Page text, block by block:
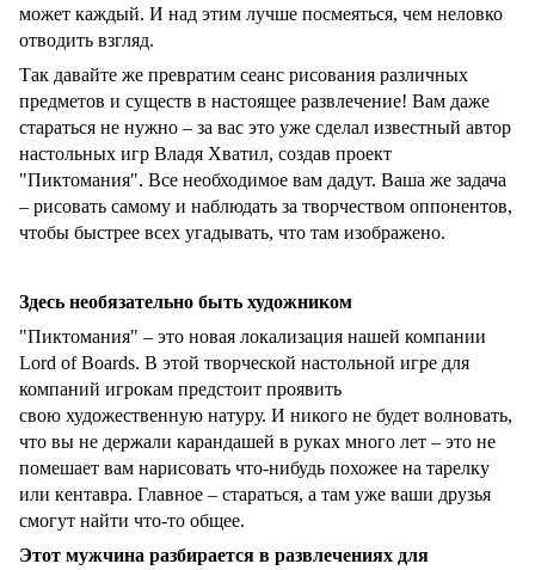
может каждый. И над этим лучше посмеяться, чем неловко
отводить взгляд.
Так давайте же превратим сеанс рисования различных
предметов и существ в настоящее развлечение! Вам даже
стараться не нужно – за вас это уже сделал известный автор
настольных игр Владя Хватил, создав проект
"Пиктомания". Все необходимое вам дадут. Ваша же задача
– рисовать самому и наблюдать за творчеством оппонентов,
чтобы быстрее всех угадывать, что там изображено.
Здесь необязательно быть художником
"Пиктомания" – это новая локализация нашей компании
Lord of Boards. В этой творческой настольной игре для
компаний игрокам предстоит проявить
свою художественную натуру. И никого не будет волновать,
что вы не держали карандашей в руках много лет – это не
помешает вам нарисовать что-нибудь похожее на тарелку
или кентавра. Главное – стараться, а там уже ваши друзья
смогут найти что-то общее.
Этот мужчина разбирается в развлечениях для